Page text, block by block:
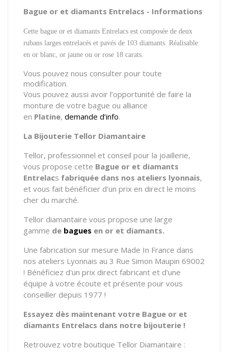
Bague or et diamants Entrelacs - Informations
Cette bague or et diamants Entrelacs est composée de deux
rubans larges entrelacés et pavés de 103 diamants. Réalisable
en or blanc, or jaune ou or rose 18 carats.
Vous pouvez nous consulter pour toute
modification.
Vous pouvez aussi avoir l’opportunité de faire la
monture de votre bague ou alliance
en Platine, demande d’info.
La Bijouterie Tellor Diamantaire
Tellor, professionnel et conseil pour la joaillerie,
vous propose cette Bague or et diamants
Entrelacs fabriquée dans nos ateliers lyonnais,
et vous fait bénéficier d'un prix en direct le moins
cher du marché.
Tellor diamantaire vous propose une large
gamme de bagues en or et diamants.
Une fabrication sur mesure Made In France dans
nos ateliers Lyonnais au 3 Rue Simon Maupin 69002
! Bénéficiez d'un prix direct fabricant et d'une
équipe à votre écoute et présente pour vous
conseiller depuis 1977 !
Essayez dès maintenant votre Bague or et
diamants Entrelacs dans notre bijouterie !
Retrouvez votre boutique Tellor Diamantaire :